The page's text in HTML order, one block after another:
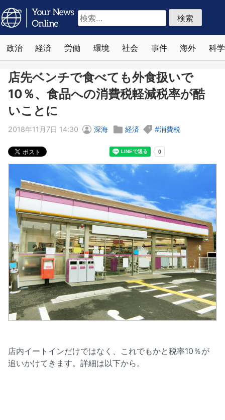
検
索:
政治 経済 労働 環境 社会 事件 海外 科学
店先ベンチで食べても外食扱いで
10％、食品への消費税軽減税率が酷
いことに
2018年11月7日 14:30 深海 経済 消費税
店内イートインだけではなく、これでもかと税率10％が
追いかけてきます。詳細は以下から。